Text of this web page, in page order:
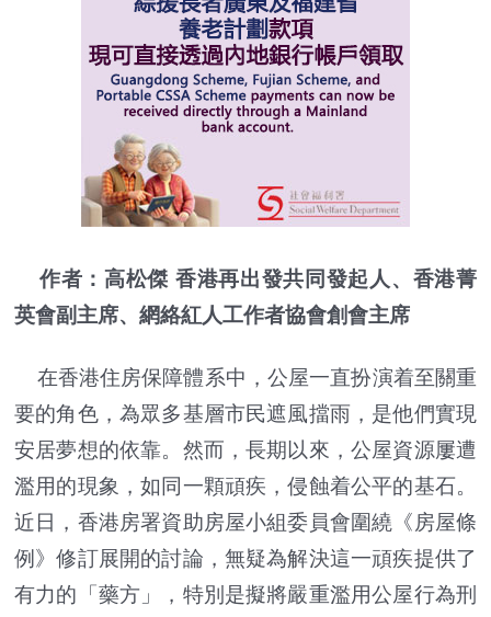
作者：高松傑 香港再出發共同發起人、香港菁
英會副主席、網絡紅人工作者協會創會主席
在香港住房保障體系中，公屋一直扮演着至關重
要的角色，為眾多基層市民遮風擋雨，是他們實現
安居夢想的依靠。然而，長期以來，公屋資源屢遭
濫用的現象，如同一顆頑疾，侵蝕着公平的基石。
近日，香港房署資助房屋小組委員會圍繞《房屋條
例》修訂展開的討論，無疑為解決這一頑疾提供了
有力的「藥方」，特別是擬將嚴重濫用公屋行為刑